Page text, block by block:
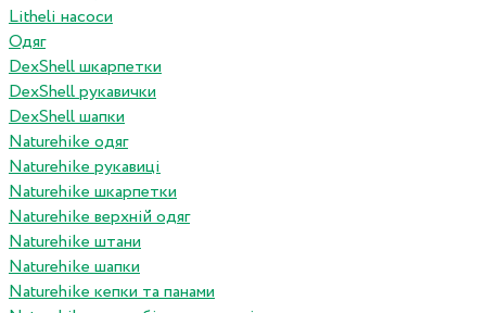
Litheli насоси
Одяг
DexShell шкарпетки
DexShell рукавички
DexShell шапки
Naturehike одяг
Naturehike рукавиці
Naturehike шкарпетки
Naturehike верхній одяг
Naturehike штани
Naturehike шапки
Naturehike кепки та панами